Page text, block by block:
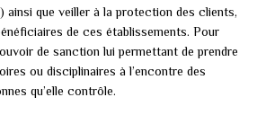
ainsi que veiller à la protection des clients,
de ces établissements. Pour
de sanction lui permettant de prendre
ou disciplinaires à l’encontre des
qu’elle contrôle.